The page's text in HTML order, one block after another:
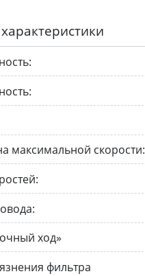
максимальной скорости:
ход»
фильтра